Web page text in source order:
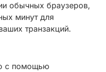
обычных браузеров,
минут для
транзакций.
с помощью